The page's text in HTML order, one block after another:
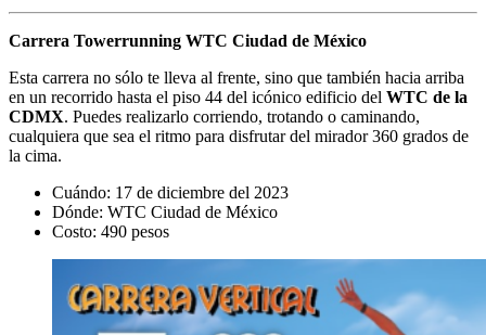
Carrera Towerrunning WTC Ciudad de México
Esta carrera no sólo te lleva al frente, sino que también hacia arriba
en un recorrido hasta el piso 44 del icónico edificio del WTC de la
CDMX. Puedes realizarlo corriendo, trotando o caminando,
cualquiera que sea el ritmo para disfrutar del mirador 360 grados de
la cima.
Cuándo: 17 de diciembre del 2023
Dónde: WTC Ciudad de México
Costo: 490 pesos